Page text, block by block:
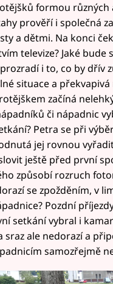
formou různých
prověří i společná
a dětmi. Na konci
televize? Jaké bude
i to, co by dřív
situace a překvapivá
začíná
či nápadnic
Petra se při
jej rovnou
ještě před první
způsobí rozruch
se zpožděním, v
Pozdní
setkání vybral i
sraz ale nedorazí a
samozřejmě